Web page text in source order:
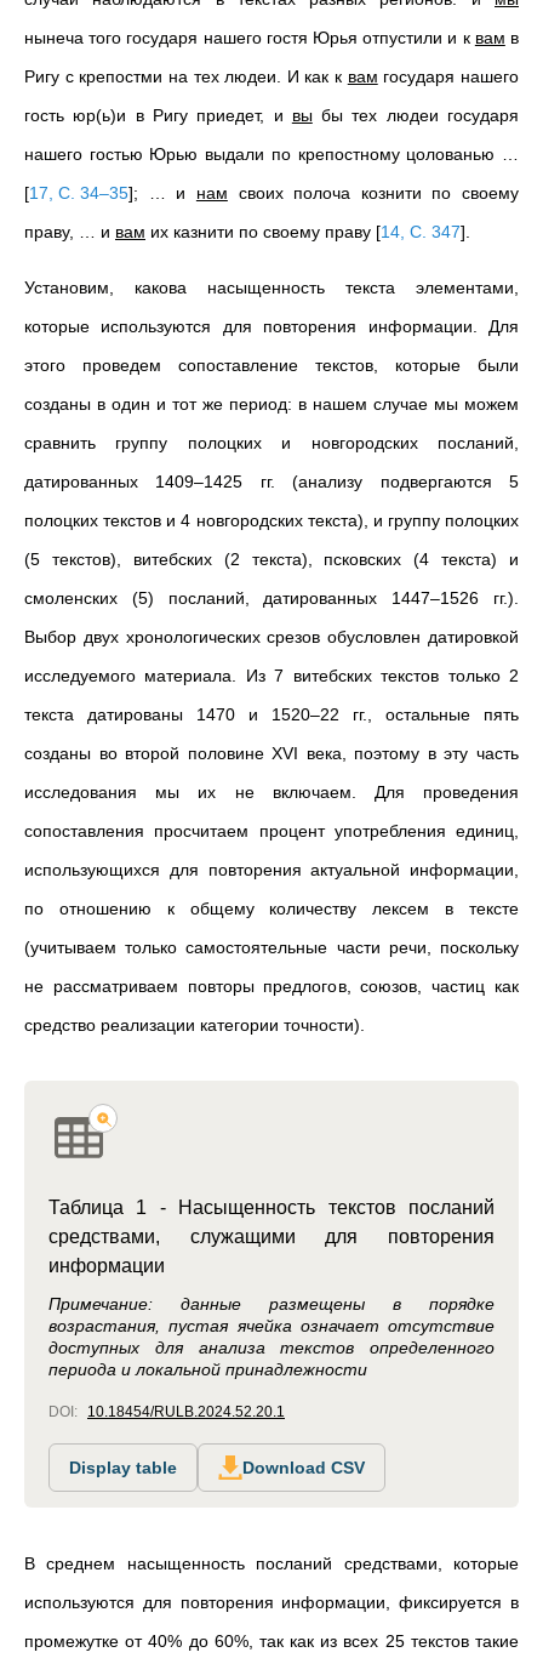
нынеча того государя нашего гостя Юрья отпустили и к вам в
Ригу с крепостми на тех людеи. И как к вам государя нашего
гость юр(ь)и в Ригу приедет, и выбы тех людеи государя
нашего гостью Юрью выдали по крепостному цолованью …
[17, С. 34–35]; … и нам своих полоча кознити по своему
праву, … и вам их казнити по своему праву [14, С. 347]
Установим, какова насыщенность текста элементами,
которые используются для повторения информации. Для
этого проведем сопоставление текстов, которые были
созданы в один и тот же период: в нашем случае мы можем
сравнить группу полоцких и новгородских посланий,
датированных 1409–1425 гг. (анализу подвергаются 5
полоцких текстов и 4 новгородских текста), и группу полоцких
(5 текстов), витебских (2 текста), псковских (4 текста) и
смоленских (5) посланий, датированных 1447–1526 гг.).
Выбор двух хронологических срезов обусловлен датировкой
исследуемого материала. Из 7 витебских текстов только 2
текста датированы 1470 и 1520–22 гг., остальные пять
созданы во второй половине XVI века, поэтому в эту часть
исследования мы их не включаем. Для проведения
сопоставления просчитаем процент употребления единиц,
использующихся для повторения актуальной информации,
по отношению к общему количеству лексем в тексте
(учитываем только самостоятельные части речи, поскольку
не рассматриваем повторы предлогов, союзов, частиц как
средство реализации категории точности).
Таблица 1 - Насыщенность текстов посланий
средствами, служащими для повторения
информации
Примечание: данные размещены в порядке
возрастания, пустая ячейка означает отсутствие
доступных для анализа текстов определенного
периода и локальной принадлежности
DOI: 10.18454/RULB.2024.52.20.1
Display table Download CSV
В среднем насыщенность посланий средствами, которые
используются для повторения информации, фиксируется в
промежутке от 40% до 60%, так как из всех 25 текстов такие